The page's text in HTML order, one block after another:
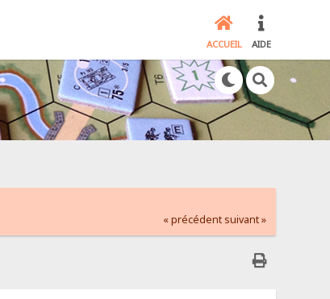
ACCUEIL AIDE
« précédent suivant »